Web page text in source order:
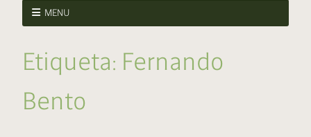
MENU
Etiqueta: Fernando
Bento